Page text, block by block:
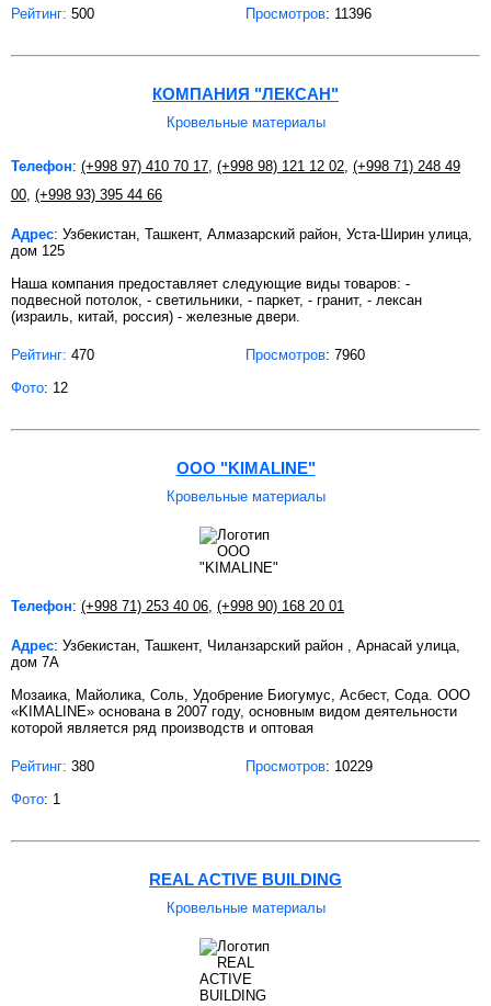
Рейтинг: 500 Просмотров: 11396
КОМПАНИЯ "ЛЕКСАН"
Кровельные материалы
Телефон: (+998 97) 410 70 17 (+998 98) 121 12 02 (+998 71) 248 49
00 (+998 93) 395 44 66
Адрес: Узбекистан, Ташкент, Алмазарский район, Уста-Ширин улица,
дом 125
Наша компания предоставляет следующие виды товаров: -
подвесной потолок, - светильники, - паркет, - гранит, - лексан
(израиль, китай, россия) - железные двери.
Рейтинг: 470 Просмотров: 7960
Фото: 12
ООО "KIMALINE"
Кровельные материалы
Телефон: (+998 71) 253 40 06 (+998 90) 168 20 01
Адрес: Узбекистан, Ташкент, Чиланзарский район , Арнасай улица,
дом 7А
Мозаика, Майолика, Соль, Удобрение Биогумус, Асбест, Сода. ООО
«KIMALINE» основана в 2007 году, основным видом деятельности
которой является ряд производств и оптовая
Рейтинг: 380 Просмотров: 10229
Фото: 1
REAL ACTIVE BUILDING
Кровельные материалы